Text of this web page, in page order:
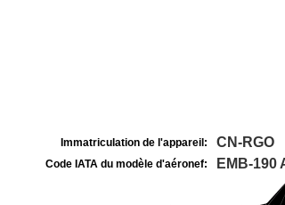
Immatriculation de l'appareil: CN-RGO
Code IATA du modèle d'aéronef: EMB-190